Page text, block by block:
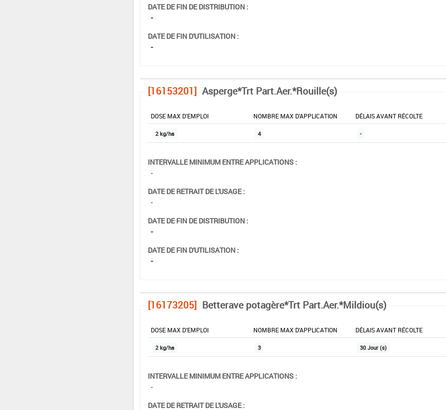
DATE DE FIN DE DISTRIBUTION :
-
DATE DE FIN D'UTILISATION :
-
[16153201] Asperge*Trt Part.Aer.*Rouille(s)
DOSE MAX D'EMPLOI NOMBRE MAX D'APPLICATION DÉLAIS AVANT RÉCOLTE
2 kg/ha 4 -
INTERVALLE MINIMUM ENTRE APPLICATIONS :
-
DATE DE RETRAIT DE L'USAGE :
-
DATE DE FIN DE DISTRIBUTION :
-
DATE DE FIN D'UTILISATION :
-
[16173205] Betterave potagère*Trt Part.Aer.*Mildiou(s)
DOSE MAX D'EMPLOI NOMBRE MAX D'APPLICATION DÉLAIS AVANT RÉCOLTE
2 kg/ha 3 30 Jour (s)
INTERVALLE MINIMUM ENTRE APPLICATIONS :
-
DATE DE RETRAIT DE L'USAGE :